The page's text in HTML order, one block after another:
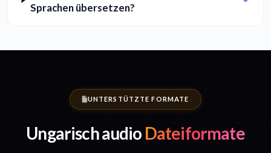
Sprachen übersetzen?
UNTERSTÜTZTE FORMATE
Ungarisch audio Dateiformate